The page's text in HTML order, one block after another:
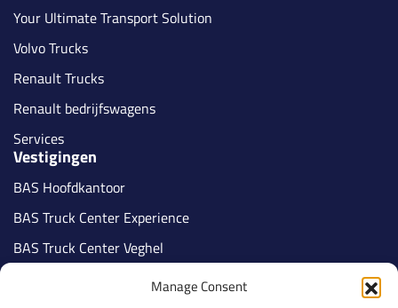
Manage Consent
Your Ultimate Transport Solution
Volvo Trucks
Renault Trucks
Renault bedrijfswagens
Services
Vestigingen
BAS Hoofdkantoor
BAS Truck Center Experience
BAS Truck Center Veghel
BAS Truck Center Tilburg